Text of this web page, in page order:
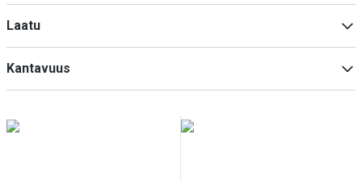
Laatu
Premium
Kantavuus